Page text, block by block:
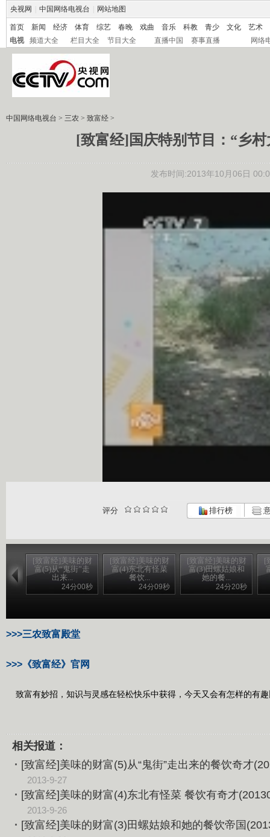
央视网 中国网络电视台 网站地图
首页 新闻 经济 体育 综艺 春晚 戏曲 音乐 科教 青少 文化
艺术
电视
频道大全 栏目大全 节目大全 直播中国 赛事直播 网络
中国网络电视台 > 三农 > 致富经 >
[致富经]国庆特别节目：“乡村
发布时间:2013年10月06日
评分 排行榜
[致富经]美味的财
富(5)从“鬼街”走
出来...
24分00秒
[致富经]美味的财
富(4)东北有怪菜
餐饮...
24分09秒
[致富经]美味的财
富(3)田螺姑娘和
她的餐...
24分20秒
[
>>>三农致富殿堂
>>>《致富经》官网
致富有妙招，知识与灵感在轻松快乐中获得，今天又会有怎样的有
相关报道：
[致富经]美味的财富(5)从“鬼街”走出来的餐饮奇才
2013-9-27
[致富经]美味的财富(4)东北有怪菜 餐饮有奇才
2013-9-26
[致富经]美味的财富(3)田螺姑娘和她的餐饮帝国